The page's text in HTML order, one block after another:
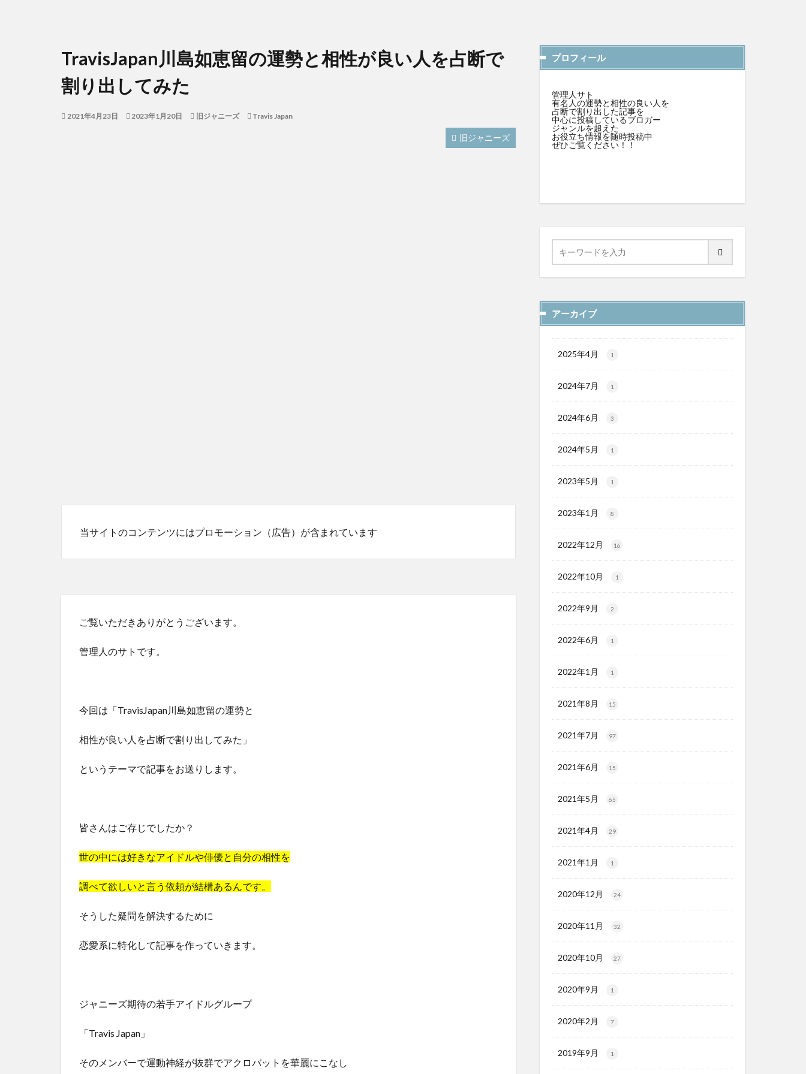
TravisJapan川島如恵留の運勢と相性が良い人を占断で
割り出してみた
2021年4月23日 2023年1月20日 旧ジャニーズ Travis Japan
旧ジャニーズ
当サイトのコンテンツにはプロモーション（広告）が含まれています
ご覧いただきありがとうございます。
管理人のサトです。
今回は「TravisJapan川島如恵留の運勢と
相性が良い人を占断で割り出してみた」
というテーマで記事をお送りします。
皆さんはご存じでしたか？
世の中には好きなアイドルや俳優と自分の相性を
調べて欲しいと言う依頼が結構あるんです。
そうした疑問を解決するために
恋愛系に特化して記事を作っていきます。
ジャニーズ期待の若手アイドルグループ
「Travis Japan」
そのメンバーで運動神経が抜群でアクロバットを華麗にこなし
プロフィール
管理人サト
有名人の運勢と相性の良い人を
占断で割り出した記事を
中心に投稿しているブロガー
ジャンルを超えた
お役立ち情報を随時投稿中
ぜひご覧ください！！
アーカイブ
2025年4月 1
2024年7月 1
2024年6月 3
2024年5月 1
2023年5月 1
2023年1月 8
2022年12月 16
2022年10月 1
2022年9月 2
2022年6月 1
2022年1月 1
2021年8月 15
2021年7月 97
2021年6月 15
2021年5月 65
2021年4月 29
2021年1月 1
2020年12月 24
2020年11月 32
2020年10月 27
2020年9月 1
2020年2月 7
2019年9月 1